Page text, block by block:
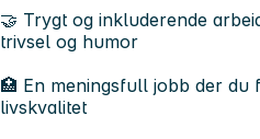
🤝 Trygt og inkluderende
trivsel og humor
🏥 En meningsfull jobb der du
livskvalitet